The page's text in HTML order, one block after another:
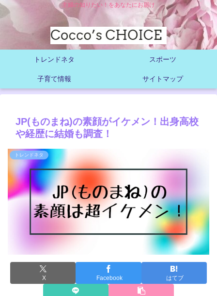
主婦の知りたい！をあなたにお届け
トレンドネタ スポーツ
子育て情報 サイトマップ
JP(ものまね)の素顔がイケメン！出身高校
や経歴に結婚も調査！
トレンドネタ
X Facebook はてブ